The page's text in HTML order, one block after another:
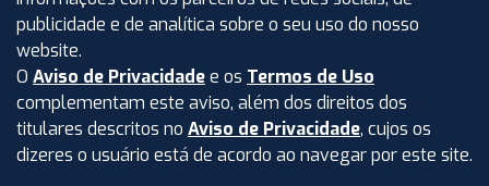
Aviso de privacidade
Termos de uso
Intranet
IPOG - Instituto de Pós-Graduação e Graduação LTDA.
publicidade e de analítica sobre o seu uso do nosso
website.
O Aviso de Privacidadee os Termos de Uso
complementam este aviso, além dos direitos dos
titulares descritos no Aviso de Privacidade, cujos os
dizeres o usuário está de acordo ao navegar por este site.